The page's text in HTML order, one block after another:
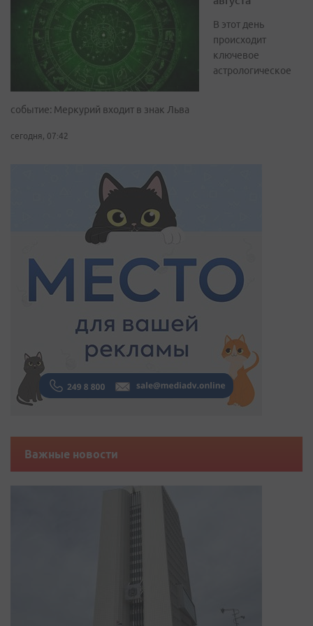
В этот день
происходит
ключевое
астрологическое
событие: Меркурий входит в знак Льва
сегодня, 07:42
Важные новости